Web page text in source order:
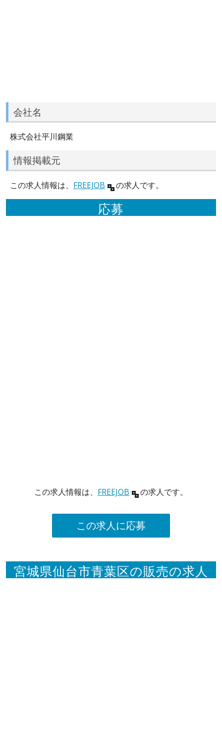
会社名
株式会社平川鋼業
情報掲載元
この求人情報は、 FREEJOB の求人です。
応募
この求人情報は、 FREEJOB の求人です。
この求人に応募
宮城県仙台市青葉区の販売の求人